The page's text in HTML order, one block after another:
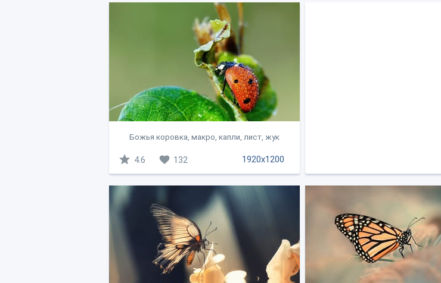
Божья коровка, макро, капли, лист, жук
1920x1200
4.6 132